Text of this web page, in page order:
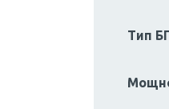
Тип